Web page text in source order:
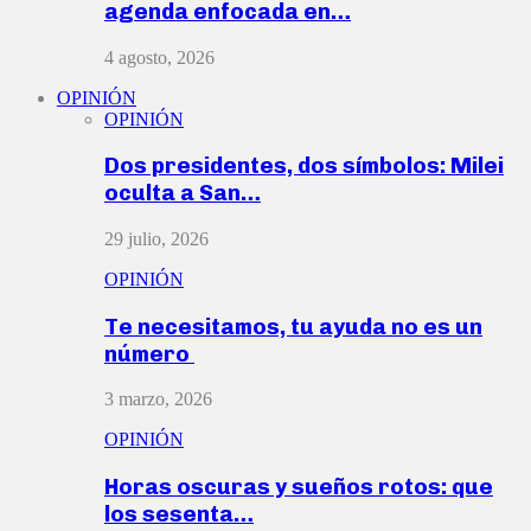
agenda enfocada en…
4 agosto, 2026
OPINIÓN
OPINIÓN
Dos presidentes, dos símbolos: Milei
oculta a San…
29 julio, 2026
OPINIÓN
Te necesitamos, tu ayuda no es un
número
3 marzo, 2026
OPINIÓN
Horas oscuras y sueños rotos: que
los sesenta…